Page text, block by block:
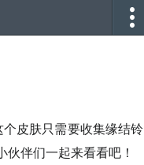
个皮肤只需要收集缘结铃
伴们一起来看看吧！